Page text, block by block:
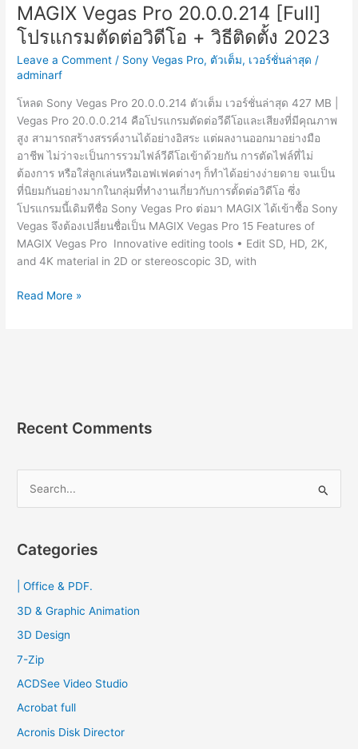
MAGIX Vegas Pro 20.0.0.214 [Full]
โปรแกรมตัดต่อวิดีโอ + วิธีติดตั้ง 2023
Leave a Comment / Sony Vegas Pro, ตัวเต็ม, เวอร์ชั่นล่าสุด /
adminarf
โหลด Sony Vegas Pro 20.0.0.214 ตัวเต็ม เวอร์ชั่นล่าสุด 427 MB |
Vegas Pro 20.0.0.214 คือโปรแกรมตัดต่อวีดีโอและเสียงที่มีคุณภาพ
สูง สามารถสร้างสรรค์งานได้อย่างอิสระ แต่ผลงานออกมาอย่างมือ
อาชีพ ไม่ว่าจะเป็นการรวมไฟล์วีดีโอเข้าด้วยกัน การตัดไฟล์ที่ไม่
ต้องการ หรือใส่ลูกเล่นหรือเอฟเฟคต่างๆ ก็ทำได้อย่างง่ายดาย จนเป็น
ที่นิยมกันอย่างมากในกลุ่มที่ทำงานเกี่ยวกับการตั้ดต่อวิดีโอ ซึ่ง
โปรแกรมนี้เดิมทีชื่อ Sony Vegas Pro ต่อมา MAGIX ได้เข้าซื้อ Sony
Vegas จึงต้องเปลี่ยนชื่อเป็น MAGIX Vegas Pro 15 Features of
MAGIX Vegas Pro Innovative editing tools • Edit SD, HD, 2K,
and 4K material in 2D or stereoscopic 3D, with
MAGIX
วิดีโอ
วิธี
ติด
ตั้ง
Read More »
Recent Comments
r
f
o
Categories
| Office & PDF.
3D & Graphic Animation
3D Design
7-Zip
ACDSee Video Studio
Acrobat full
Acronis Disk Director